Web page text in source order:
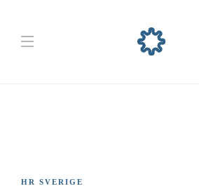
HR SVERIGE